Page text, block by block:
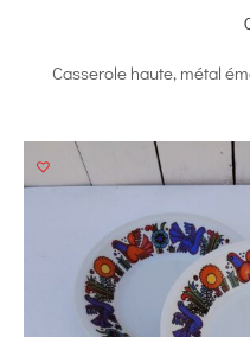
Casserole haute, métal